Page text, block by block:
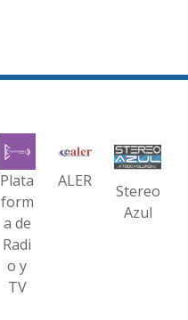
Plata
form
a de
Radi
o y
TV
ALER
Stereo
Azul